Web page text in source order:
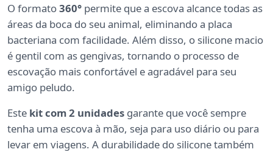
O formato360° permite que a escova alcance todas as
áreas da boca do seu animal, eliminando a placa
bacteriana com facilidade. Além disso, o silicone macio
é gentil com as gengivas, tornando o processo de
escovação mais confortável e agradável para seu
amigo peludo.
Este kit com 2 unidades garante que você sempre
tenha uma escova à mão, seja para uso diário ou para
levar em viagens. A durabilidade do silicone também